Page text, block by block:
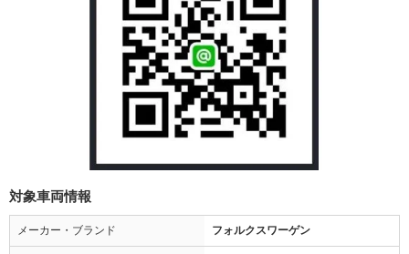
対象車両情報
メーカー・ブランド フォルクスワーゲン